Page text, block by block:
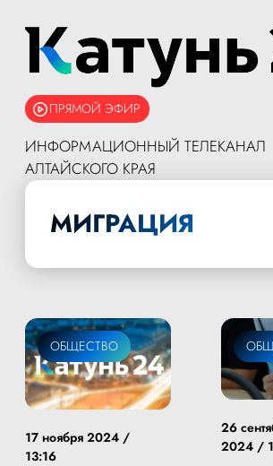
ПРЯМОЙ ЭФИР
ИНФОРМАЦИОННЫЙ ТЕЛЕКАНАЛ
АЛТАЙСКОГО КРАЯ
МИГРАЦИЯ
ОБЩЕСТВО
17 ноября 2024 /
13:16
26
2024 /